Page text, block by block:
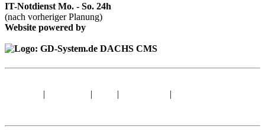
IT-Notdienst Mo. - So. 24h
(nach vorheriger Planung)
Website powered by
| | | |